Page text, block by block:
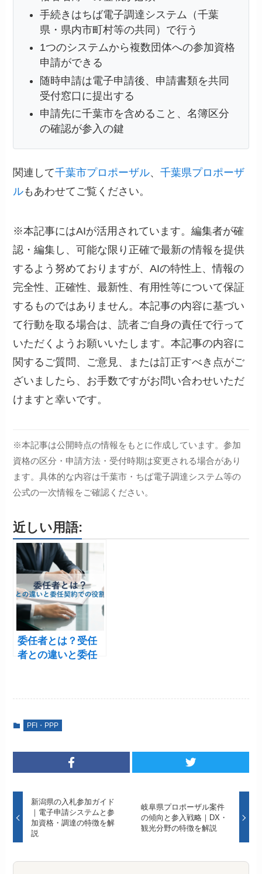
手続きはちば電子調達システム（千葉
県・県内市町村等の共同）で行う
1つのシステムから複数団体への参加資格
申請ができる
随時申請は電子申請後、申請書類を共同
受付窓口に提出する
申請先に千葉市を含めること、名簿区分
の確認が参入の鍵
関連して千葉市プロポーザル、千葉県プロポーザ
ルもあわせてご覧ください。
※本記事にはAIが活用されています。編集者が確
認・編集し、可能な限り正確で最新の情報を提供
するよう努めておりますが、AIの特性上、情報の
完全性、正確性、最新性、有用性等について保証
するものではありません。本記事の内容に基づい
て行動を取る場合は、読者ご自身の責任で行って
いただくようお願いいたします。本記事の内容に
関するご質問、ご意見、または訂正すべき点がご
ざいましたら、お手数ですがお問い合わせいただ
けますと幸いです。
※本記事は公開時点の情報をもとに作成しています。参加
資格の区分・申請方法・受付時期は変更される場合があり
ます。具体的な内容は千葉市・ちば電子調達システム等の
公式の一次情報をご確認ください。
近しい用語:
委任者とは？受任
者との違いと委任
PFI・PPP
新潟県の入札参加ガイド
｜電子申請システムと参
加資格・調達の特徴を解
説
岐阜県プロポーザル案件
の傾向と参入戦略｜DX・
観光分野の特徴を解説